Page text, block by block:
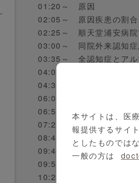
01:20～ 原因
02:05～ 原因疾患の割合
02:25～ 順天堂浦安病院
03:00～ 同院外来認知症
03:35～ 全認知症とアル
04:02～ 四大認知症の年
04:36～ 認知症診療の流
06:00～ 認知機能テスト-
06:52～ 頭部CT-MRI検
07:23～ 治せる認知症を
08:42～ 認知症関連の脳
09:40～ 脳血流シンチ
09:58～ 認知症病型の責
10:23～ 四大認知症の違
本サイトは、医
報提供するサイ
としたものでは
一般の方は